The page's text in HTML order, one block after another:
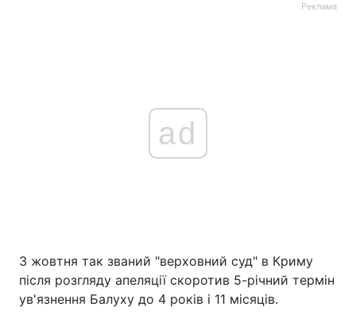
Реклама
ad
3 жовтня так званий "верховний суд" в Криму
після розгляду апеляції скоротив 5-річний термін
ув'язнення Балуху до 4 років і 11 місяців.